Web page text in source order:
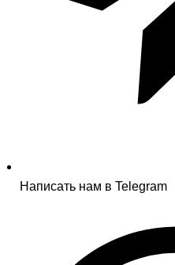
Написать нам в Telegram